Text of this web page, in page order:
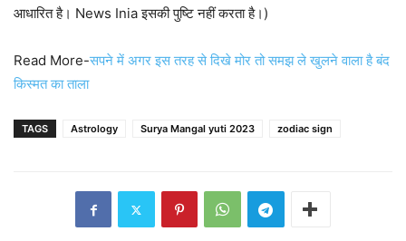
आधारित है। News Inia इसकी पुष्टि नहीं करता है।)
Read More-सपने में अगर इस तरह से दिखे मोर तो समझ ले खुलने वाला है बंद
किस्मत का ताला
TAGS Astrology Surya Mangal yuti 2023 zodiac sign